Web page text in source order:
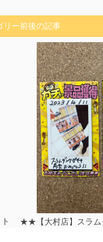
リー前後の記事
★★【大村店】スラム